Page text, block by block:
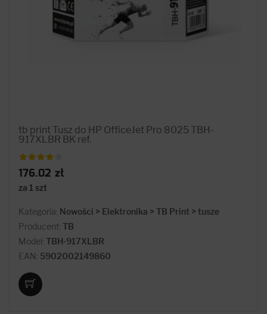
tb print Tusz do HP OfficeJet Pro 8025 TBH-
917XLBR BK ref.
176.02 zł
za 1 szt
Kategoria: Nowości > Elektronika > TB Print > tusze
Producent: TB
Model: TBH-917XLBR
EAN: 5902002149860